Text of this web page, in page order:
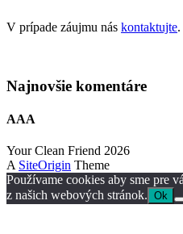
V prípade záujmu nás kontaktujte.
Najnovšie komentáre
AAA
Your Clean Friend 2026
A SiteOrigin Theme
Používame cookies aby sme pre
z našich webových stránok. Ok